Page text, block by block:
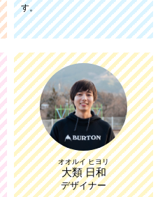
す。
オオルイ ヒヨリ
大類 日和
デザイナー